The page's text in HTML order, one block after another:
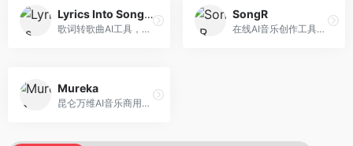
Lyrics Into Song AI
歌词转歌曲AI工具，支持将歌词转化为完整歌曲。面向歌词创作者和音乐爱好者，提供歌词谱曲、编曲制作等服务，歌词音乐化效率高。
SongR
在线AI音乐创作工具，支持歌词与旋律一体化生成。面向内容创作者和音乐爱好者，提供歌词创作、旋律生成、音乐制作等服务，操作简便，创作速度快。
Mureka
昆仑万维AI音乐商用创作平台，专注于商业音乐授权。面向企业和商业用户，提供版权音乐生成、商用授权等服务，音乐版权清晰，商业应用安全。